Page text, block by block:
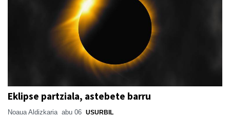
Eklipse partziala, astebete barru
Noaua Aldizkaria abu 06 USURBIL